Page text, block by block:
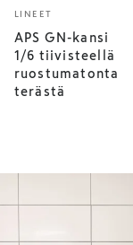
LINEET
APS GN-kansi
1/6 tiivisteellä
ruostumatonta
terästä